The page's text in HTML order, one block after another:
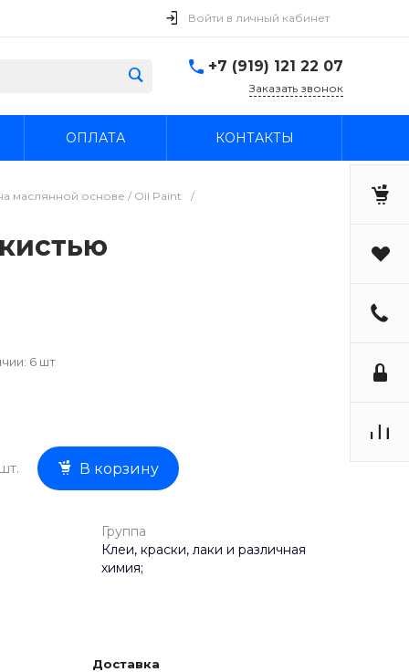
Войти в личный кабинет
+7 (919) 121 22 07
Заказать звонок
ОПЛАТА КОНТАКТЫ
маслянной основе / Oil Paint
/
6 шт
шт. В корзину
Группа
Клеи, краски, лаки и различная
химия;
Доставка